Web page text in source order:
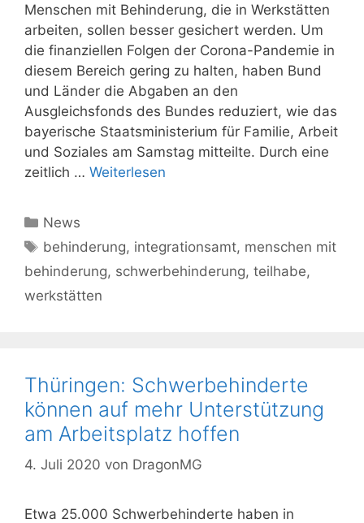
Menschen mit Behinderung, die in Werkstätten
arbeiten, sollen besser gesichert werden. Um
die finanziellen Folgen der Corona-Pandemie in
diesem Bereich gering zu halten, haben Bund
und Länder die Abgaben an den
Ausgleichsfonds des Bundes reduziert, wie das
bayerische Staatsministerium für Familie, Arbeit
und Soziales am Samstag mitteilte. Durch eine
zeitlich … Weiterlesen
Kategorien
News
Schlagwörter
behinderung, integrationsamt, menschen mit
behinderung, schwerbehinderung, teilhabe,
werkstätten
Thüringen: Schwerbehinderte
können auf mehr Unterstützung
am Arbeitsplatz hoffen
4. Juli 2020 von DragonMG
Etwa 25.000 Schwerbehinderte haben in